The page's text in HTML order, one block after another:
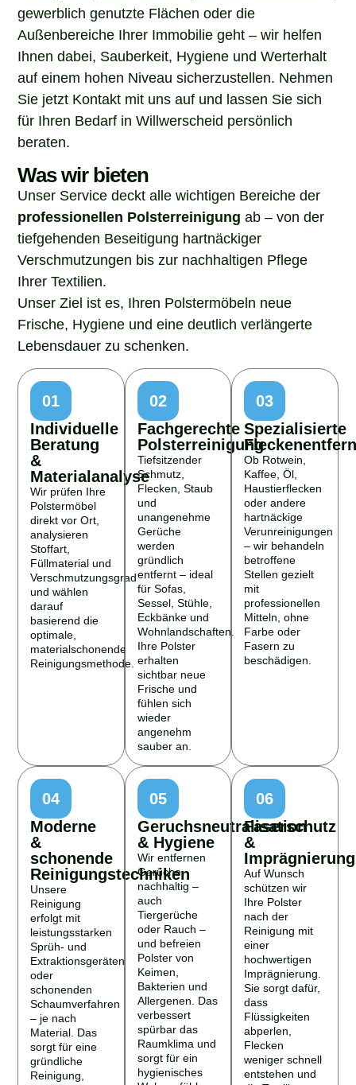
gewerblich genutzte Flächen oder die
Außenbereiche Ihrer Immobilie geht – wir helfen
Ihnen dabei, Sauberkeit, Hygiene und Werterhalt
auf einem hohen Niveau sicherzustellen. Nehmen
Sie jetzt Kontakt mit uns auf und lassen Sie sich
für Ihren Bedarf in Willwerscheid persönlich
beraten.
Was wir bieten
Unser Service deckt alle wichtigen Bereiche der
professionellen Polsterreinigung ab – von der
tiefgehenden Beseitigung hartnäckiger
Verschmutzungen bis zur nachhaltigen Pflege
Ihrer Textilien.
Unser Ziel ist es, Ihren Polstermöbeln neue
Frische, Hygiene und eine deutlich verlängerte
Lebensdauer zu schenken.
01
Individuelle
Beratung
&
Materialanalyse
Wir prüfen Ihre
Polstermöbel
direkt vor Ort,
analysieren
Stoffart,
Füllmaterial und
Verschmutzungsgrad
und wählen
darauf
basierend die
optimale,
materialschonende
Reinigungsmethode.
02
Fachgerechte
Polsterreinigung
Tiefsitzender
Schmutz,
Flecken, Staub
und
unangenehme
Gerüche
werden
gründlich
entfernt – ideal
für Sofas,
Sessel, Stühle,
Eckbänke und
Wohnlandschaften.
Ihre Polster
erhalten
sichtbar neue
Frische und
fühlen sich
wieder
angenehm
sauber an.
03
Spezialisierte
Ob Rotwein,
Kaffee, Öl,
Haustierflecken
oder andere
hartnäckige
Verunreinigungen
– wir behandeln
betroffene
Stellen gezielt
mit
professionellen
Mitteln, ohne
Farbe oder
Fasern zu
beschädigen.
04
Moderne
&
schonende
Reinigungstechniken
Unsere
Reinigung
erfolgt mit
leistungsstarken
Sprüh- und
Extraktionsgeräten
oder
schonenden
Schaumverfahren
– je nach
Material. Das
sorgt für eine
gründliche
Reinigung,
05
Geruchsneutralisation
& Hygiene
Wir entfernen
Gerüche
nachhaltig –
auch
Tiergerüche
oder Rauch –
und befreien
Polster von
Keimen,
Bakterien und
Allergenen. Das
verbessert
spürbar das
Raumklima und
sorgt für ein
hygienisches
06
Faserschutz
&
Imprägnierung
Auf Wunsch
schützen wir
Ihre Polster
nach der
Reinigung mit
einer
hochwertigen
Imprägnierung.
Sie sorgt dafür,
dass
Flüssigkeiten
abperlen,
Flecken
weniger schnell
entstehen und